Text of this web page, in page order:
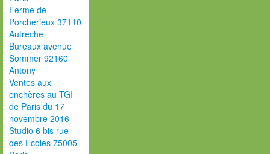
Ferme de
Porcherieux 37110
Autrèche
Bureaux avenue
Sommer 92160
Antony
Ventes aux
enchères au TGI
de Paris du 17
novembre 2016
Studio 6 bis rue
des Ecoles 75005